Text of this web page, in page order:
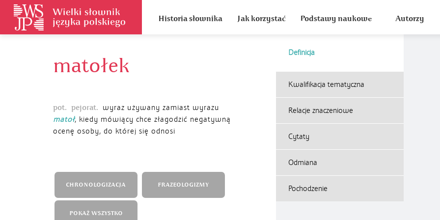
Historia słownika Jak korzystać Podstawy naukowe Autorzy
matołek
Definicja
pot. pejorat.
wyraz używany zamiast wyrazu
matoł, kiedy mówiący chce złagodzić negatywną
ocenę osoby, do której się odnosi
Kwalifikacja tematyczna
Relacje znaczeniowe
Cytaty
Odmiana
Pochodzenie
CHRONOLOGIZACJA FRAZEOLOGIZMY
POKAŻ WSZYSTKO